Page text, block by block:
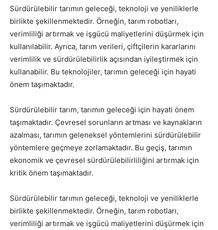
Sürdürülebilir tarımın geleceği, teknoloji ve yeniliklerle
birlikte şekillenmektedir. Örneğin, tarım robotları,
verimliliği artırmak ve işgücü maliyetlerini düşürmek için
kullanılabilir. Ayrıca, tarım verileri, çiftçilerin kararlarını
verimlilik ve sürdürülebilirlik açısından iyileştirmek için
kullanabilir. Bu teknolojiler, tarımın geleceği için hayati
önem taşımaktadır.
Sürdürülebilir tarım, tarımın geleceği için hayati önem
taşımaktadır. Çevresel sorunların artması ve kaynakların
azalması, tarımın geleneksel yöntemlerini sürdürülebilir
yöntemlere geçmeye zorlamaktadır. Bu geçiş, tarımın
ekonomik ve çevresel sürdürülebilirliliğini artırmak için
kritik önem taşımaktadır.
Sürdürülebilir tarımın geleceği, teknoloji ve yeniliklerle
birlikte şekillenmektedir. Örneğin, tarım robotları,
verimliliği artırmak ve işgücü maliyetlerini düşürmek için